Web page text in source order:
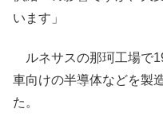
います」
ルネサスの那珂工場で
車向けの半導体などを製
た。